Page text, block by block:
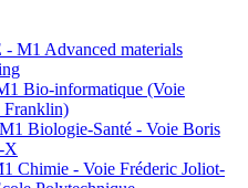
M1 Advanced materials
Bio-informatique (Voie
Franklin)
Biologie-Santé - Voie Boris
X
Chimie - Voie Fréderic Joliot-